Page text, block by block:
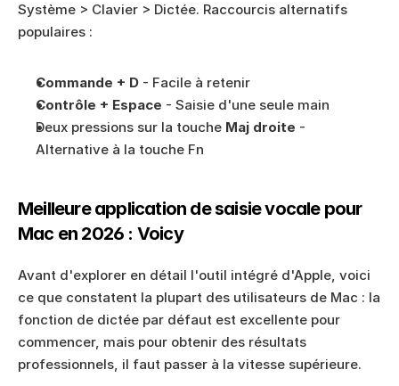
Système > Clavier > Dictée. Raccourcis alternatifs
populaires :
Commande + D - Facile à retenir
Contrôle + Espace - Saisie d'une seule main
Deux pressions sur la touche Maj droite -
Alternative à la touche Fn
Meilleure application de saisie vocale pour
Mac en 2026 : Voicy
Avant d'explorer en détail l'outil intégré d'Apple, voici
ce que constatent la plupart des utilisateurs de Mac : la
fonction de dictée par défaut est excellente pour
commencer, mais pour obtenir des résultats
professionnels, il faut passer à la vitesse supérieure.